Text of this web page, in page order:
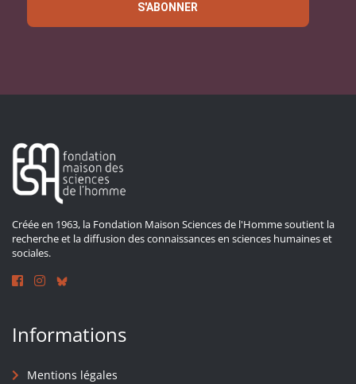
S'ABONNER
Créée en 1963, la Fondation Maison Sciences de l'Homme soutient la
recherche et la diffusion des connaissances en sciences humaines et
sociales.
Informations
Mentions légales